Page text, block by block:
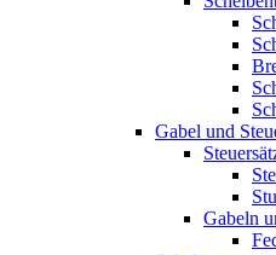
Gabel und
Gabeln